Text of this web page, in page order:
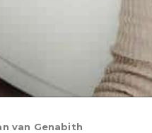
van Genabith